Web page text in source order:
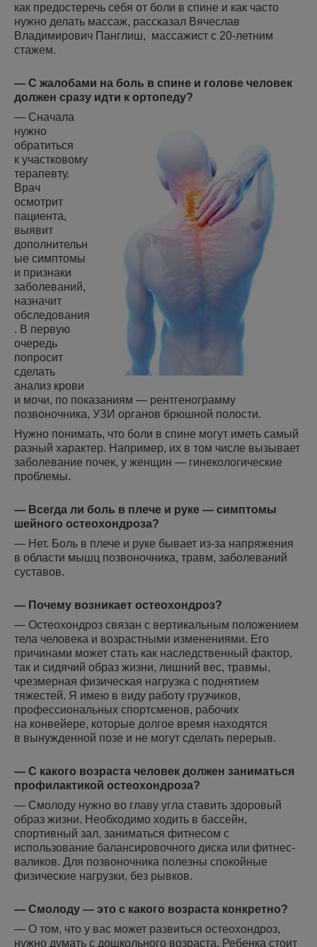
как предостеречь себя от боли в спине и как часто
нужно делать массаж, рассказал Вячеслав
Владимирович Панглиш, массажист с 20-летним
стажем.
— С жалобами на боль в спине и голове человек
должен сразу идти к ортопеду?
— Сначала
нужно
обратиться
к участковому
терапевту.
Врач
осмотрит
пациента,
выявит
дополнительн
ые симптомы
и признаки
заболеваний,
назначит
обследования
. В первую
очередь
попросит
сделать
анализ крови
и мочи, по показаниям — рентгенограмму
позвоночника, УЗИ органов брюшной полости.
Нужно понимать, что боли в спине могут иметь самый
разный характер. Например, их в том числе вызывает
заболевание почек, у женщин — гинекологические
проблемы.
— Всегда ли боль в плече и руке — симптомы
шейного остеохондроза?
— Нет. Боль в плече и руке бывает из-за напряжения
в области мышц позвоночника, травм, заболеваний
суставов.
— Почему возникает остеохондроз?
— Остеохондроз связан с вертикальным положением
тела человека и возрастными изменениями. Его
причинами может стать как наследственный фактор,
так и сидячий образ жизни, лишний вес, травмы,
чрезмерная физическая нагрузка с поднятием
тяжестей. Я имею в виду работу грузчиков,
профессиональных спортсменов, рабочих
на конвейере, которые долгое время находятся
в вынужденной позе и не могут сделать перерыв.
— С какого возраста человек должен заниматься
профилактикой остеохондроза?
— Смолоду нужно во главу угла ставить здоровый
образ жизни. Необходимо ходить в бассейн,
спортивный зал, заниматься фитнесом с
использование балансировочного диска или фитнес-
валиков. Для позвоночника полезны спокойные
физические нагрузки, без рывков.
— Смолоду — это с какого возраста конкретно?
— О том, что у вас может развиться остеохондроз,
нужно думать с дошкольного возраста. Ребенка стоит